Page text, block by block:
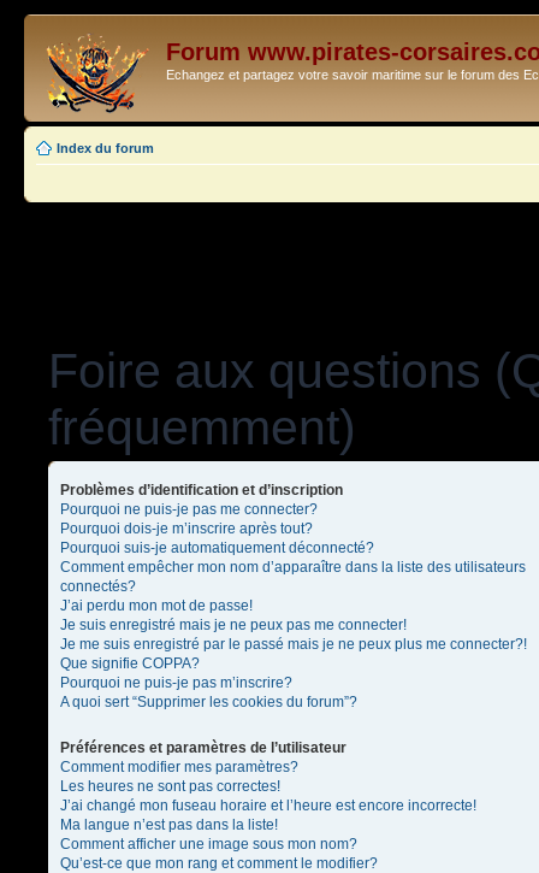
Forum www.pirates-
Echangez et partagez votre savoir maritime sur le forum des
Index du forum
Foire aux questions
fréquemment)
Problèmes d’identification et d’inscription
Pourquoi ne puis-je pas me connecter?
Pourquoi dois-je m’inscrire après tout?
Pourquoi suis-je automatiquement déconnecté?
Comment empêcher mon nom d’apparaître dans la liste des utilisateurs
connectés?
J’ai perdu mon mot de passe!
Je suis enregistré mais je ne peux pas me connecter!
Je me suis enregistré par le passé mais je ne peux plus me connecter?!
Que signifie COPPA?
Pourquoi ne puis-je pas m’inscrire?
A quoi sert “Supprimer les cookies du forum”?
Préférences et paramètres de l’utilisateur
Comment modifier mes paramètres?
Les heures ne sont pas correctes!
J’ai changé mon fuseau horaire et l’heure est encore incorrecte!
Ma langue n’est pas dans la liste!
Comment afficher une image sous mon nom?
Qu’est-ce que mon rang et comment le modifier?